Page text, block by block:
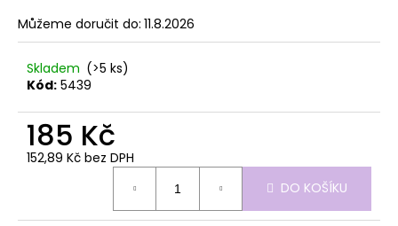
5
hvězdiček.
Můžeme doručit do: 11.8.2026
Skladem (>5 ks)
Kód: 5439
185 Kč
152,89 Kč bez DPH
DO KOŠÍKU
u
j
e
m
PILNÍK
HALFMOON
39